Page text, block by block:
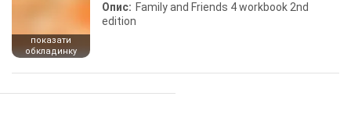
показати
обкладинку
Опис: Family and Friends 4 workbook 2nd
edition